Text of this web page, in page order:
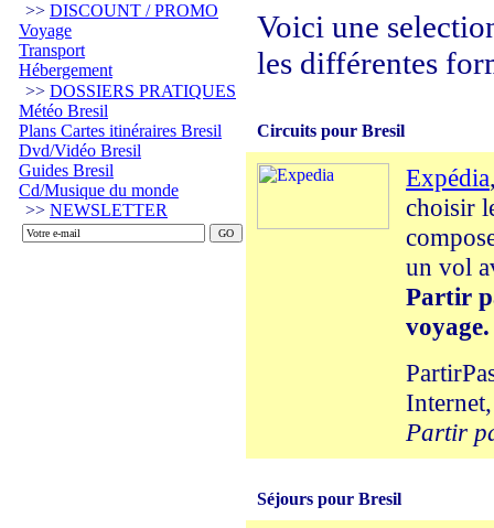
>> DISCOUNT / PROMO
Voyage
Transport
Hébergement
>> DOSSIERS PRATIQUES
Météo Bresil
Plans Cartes itinéraires Bresil
Dvd/Vidéo Bresil
Guides Bresil
Cd/Musique du monde
>> NEWSLETTER
Voici une
les différentes
Circuits pour Bresil
Expédia
choisir
un vol
Partir
voyage.
Partir
Séjours pour Bresil